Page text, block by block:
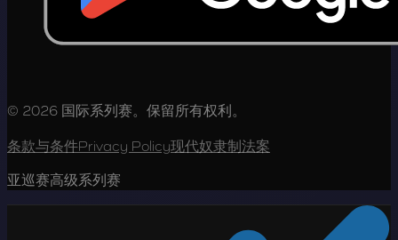
© 2026 国际系列赛。保留所有权利。
条款与条件Privacy Policy现代奴隶制法案
亚巡赛高级系列赛